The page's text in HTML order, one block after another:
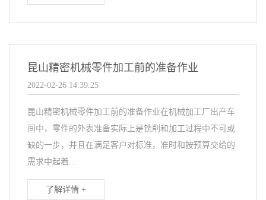
昆山精密机械零件加工前的准备作业
2022-02-26 14:39:25
昆山精密机械零件加工前的准备作业在机械加工厂出产车
间中，零件的外表准备实际上是铣削和加工过程中不可或
缺的一步，并且在满足客户对标准，准时和按预算交给的
需求中起着...
了解详情 +